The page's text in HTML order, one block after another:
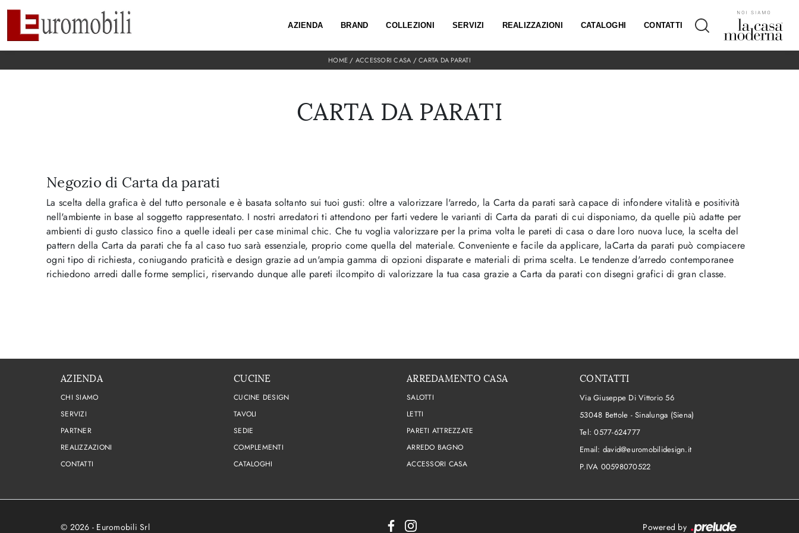
AZIENDA BRAND COLLEZIONI SERVIZI REALIZZAZIONI CATALOGHI CONTATTI
HOME / ACCESSORI CASA /CARTA DA PARATI
CARTA DA PARATI
Negozio di Carta da parati
La scelta della grafica è del tutto personale e è basata soltanto sui tuoi gusti: oltre a valorizzare l'arredo, la Carta da parati sarà capace di infondere vitalità e positività
nell'ambiente in base al soggetto rappresentato. I nostri arredatori ti attendono per farti vedere le varianti di Carta da parati di cui disponiamo, da quelle più adatte per
ambienti di gusto classico fino a quelle ideali per case minimal chic. Che tu voglia valorizzare per la prima volta le pareti di casa o dare loro nuova luce, la scelta del
pattern della Carta da parati che fa al caso tuo sarà essenziale, proprio come quella del materiale. Conveniente e facile da applicare, laCarta da parati può compiacere
ogni tipo di richiesta, coniugando praticità e design grazie ad un'ampia gamma di opzioni disparate e materiali di prima scelta. Le tendenze d'arredo contemporanee
richiedono arredi dalle forme semplici, riservando dunque alle pareti ilcompito di valorizzare la tua casa grazie a Carta da parati con disegni grafici di gran classe.
AZIENDA
CHI SIAMO
SERVIZI
PARTNER
REALIZZAZIONI
CONTATTI
CUCINE
CUCINE DESIGN
TAVOLI
SEDIE
COMPLEMENTI
CATALOGHI
ARREDAMENTO CASA
SALOTTI
LETTI
PARETI ATTREZZATE
ARREDO BAGNO
ACCESSORI CASA
CONTATTI
Via Giuseppe Di Vittorio 56
53048 Bettole - Sinalunga (Siena)
Tel:0577-624777
Email: david@euromobilidesign.it
P.IVA 00598070522
© 2026 - Euromobili Srl Powered by